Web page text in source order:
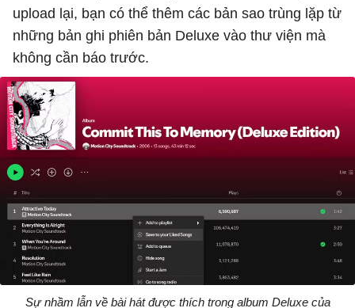
upload lại, bạn có thể thêm các bản sao trùng lặp từ
những bản ghi phiên bản Deluxe vào thư viện mà
không cần báo trước.
Sự nhầm lẫn về bài hát được thích trong album Deluxe của